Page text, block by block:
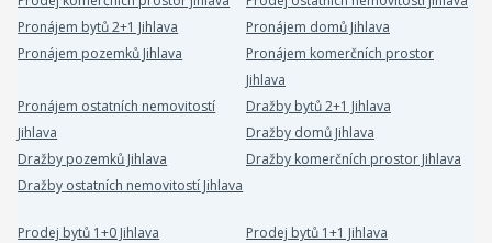
Pronájem bytů 2+1 Jihlava
Pronájem domů Jihlava
Pronájem pozemků Jihlava
Pronájem komerčních prostor
Jihlava
Pronájem ostatních nemovitostí
Jihlava
Dražby bytů 2+1 Jihlava
Dražby domů Jihlava
Dražby pozemků Jihlava
Dražby komerčních prostor Jihlava
Dražby ostatních nemovitostí Jihlava
Prodej bytů 1+0 Jihlava
Prodej bytů 1+1 Jihlava